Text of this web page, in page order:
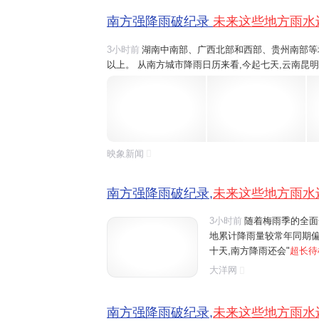
南方强降雨破纪录 未来这些地方雨水
3小时前 湖南中南部、广西北部和西部、贵州南部
以上。 从南方城市降雨日历来看,今起七天,云南昆
映象新闻
南方强降雨破纪录,未来这些地方雨水
3小时前 随着梅雨季的全
地累计降雨量较常年同期
十天,南方降雨还会"超长
到江南中南部一带。 刚刚
大洋网
南方强降雨破纪录,未来这些地方雨水